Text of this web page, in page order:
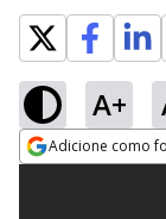
A+
Adicione como